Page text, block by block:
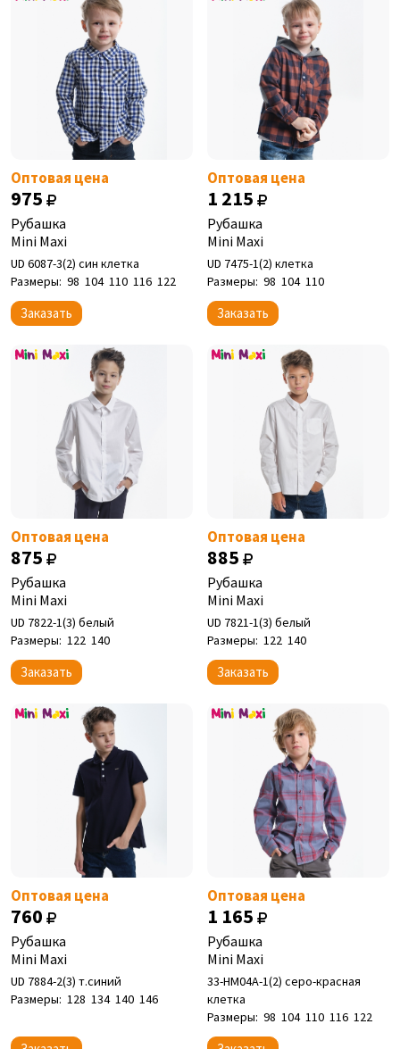
Оптовая цена
975
Рубашка
Mini Maxi
UD 6087-3(2) син клетка
Размеры: 98 104 110 116 122
Заказать
Оптовая цена
1 215
Рубашка
Mini Maxi
UD 7475-1(2) клетка
Размеры: 98 104 110
Заказать
Оптовая цена
875
Рубашка
Mini Maxi
UD 7822-1(3) белый
Размеры: 122 140
Заказать
Оптовая цена
885
Рубашка
Mini Maxi
UD 7821-1(3) белый
Размеры: 122 140
Заказать
Оптовая цена
760
Рубашка
Mini Maxi
UD 7884-2(3) т.синий
Размеры: 128 134 140 146
Оптовая цена
1 165
Рубашка
Mini Maxi
33-НМ04А-1(2) серо-красная
клетка
Размеры: 98 104 110 116 122